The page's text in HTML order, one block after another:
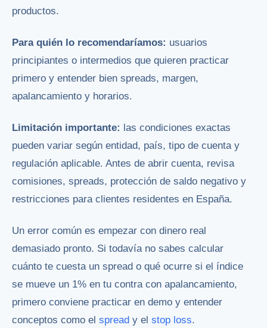
productos.
Para quién lo recomendaríamos: usuarios
principiantes o intermedios que quieren practicar
primero y entender bien spreads, margen,
apalancamiento y horarios.
Limitación importante: las condiciones exactas
pueden variar según entidad, país, tipo de cuenta y
regulación aplicable. Antes de abrir cuenta, revisa
comisiones, spreads, protección de saldo negativo y
restricciones para clientes residentes en España.
Un error común es empezar con dinero real
demasiado pronto. Si todavía no sabes calcular
cuánto te cuesta un spread o qué ocurre si el índice
se mueve un 1% en tu contra con apalancamiento,
primero conviene practicar en demo y entender
conceptos como el spread y el stop loss.